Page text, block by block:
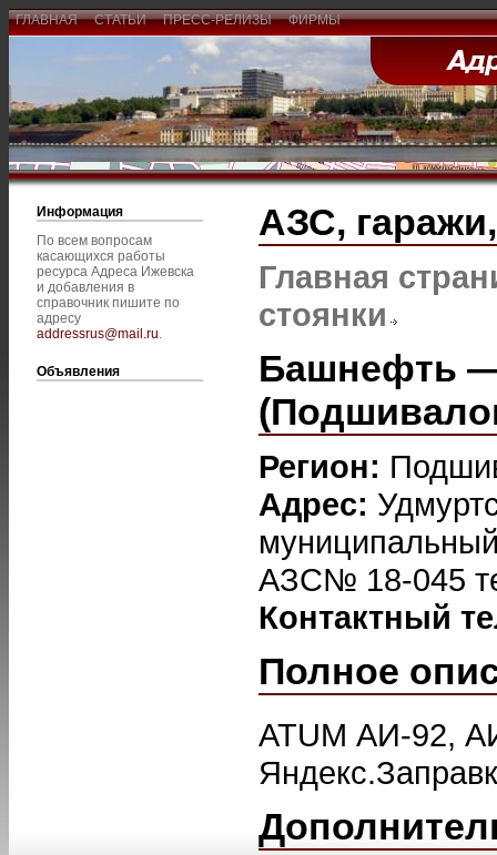
ГЛАВНАЯ СТАТЬИ ПРЕСС-РЕЛИЗЫ ФИРМЫ
Информация
По всем вопросам
касающихся работы
ресурса Адреса Ижевска
и добавления в
справочник пишите по
адресу
addressrus@mail.ru.
Объявления
АЗС,
Главная
стоянки
Башнефть
Регион:
Адрес:
АЗС№ 18-045
Контактный
Полное
ATUM АИ-92,